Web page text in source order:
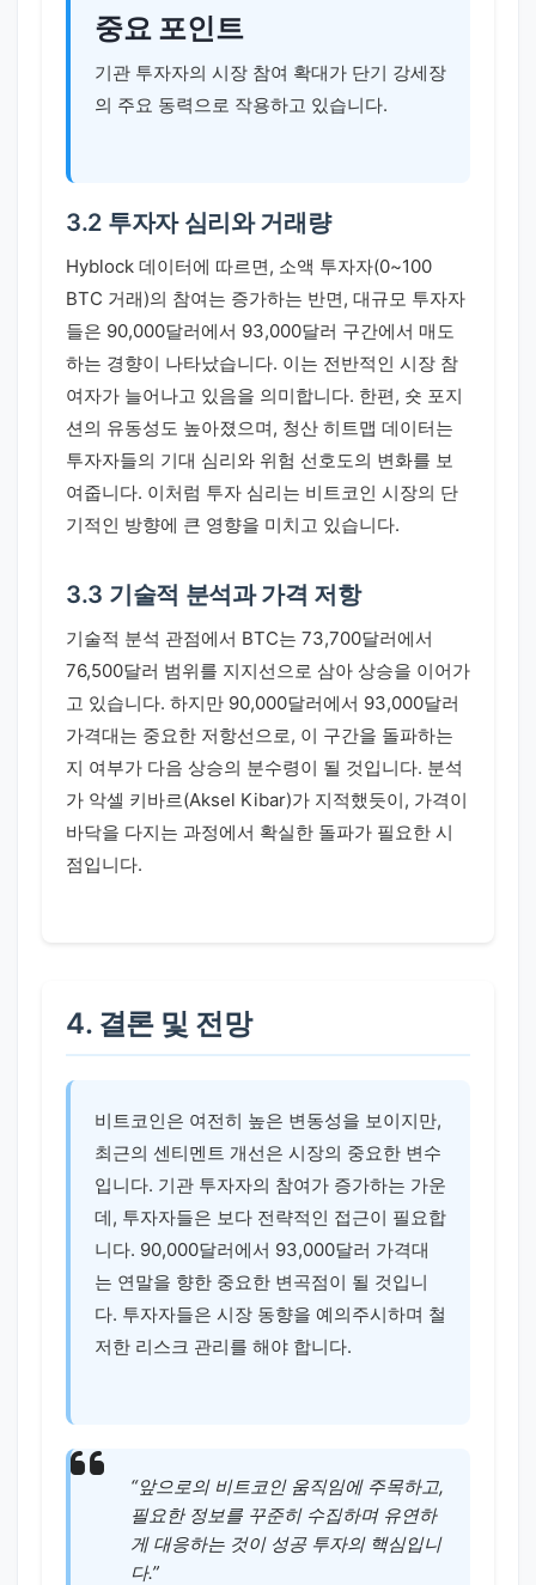
중요 포인트
기관 투자자의 시장 참여 확대가 단기 강세장
의 주요 동력으로 작용하고 있습니다.
3.2 투자자 심리와 거래량
Hyblock 데이터에 따르면, 소액 투자자(0~100
BTC 거래)의 참여는 증가하는 반면, 대규모 투자자
들은 90,000달러에서 93,000달러 구간에서 매도
하는 경향이 나타났습니다. 이는 전반적인 시장 참
여자가 늘어나고 있음을 의미합니다. 한편, 숏 포지
션의 유동성도 높아졌으며, 청산 히트맵 데이터는
투자자들의 기대 심리와 위험 선호도의 변화를 보
여줍니다. 이처럼 투자 심리는 비트코인 시장의 단
기적인 방향에 큰 영향을 미치고 있습니다.
3.3 기술적 분석과 가격 저항
기술적 분석 관점에서 BTC는 73,700달러에서
76,500달러 범위를 지지선으로 삼아 상승을 이어가
고 있습니다. 하지만 90,000달러에서 93,000달러
가격대는 중요한 저항선으로, 이 구간을 돌파하는
지 여부가 다음 상승의 분수령이 될 것입니다. 분석
가 악셀 키바르(Aksel Kibar)가 지적했듯이, 가격이
바닥을 다지는 과정에서 확실한 돌파가 필요한 시
점입니다.
4. 결론 및 전망
비트코인은 여전히 높은 변동성을 보이지만,
최근의 센티멘트 개선은 시장의 중요한 변수
입니다. 기관 투자자의 참여가 증가하는 가운
데, 투자자들은 보다 전략적인 접근이 필요합
니다. 90,000달러에서 93,000달러 가격대
는 연말을 향한 중요한 변곡점이 될 것입니
다. 투자자들은 시장 동향을 예의주시하며 철
저한 리스크 관리를 해야 합니다.
“앞으로의 비트코인 움직임에 주목하고,
필요한 정보를 꾸준히 수집하며 유연하
게 대응하는 것이 성공 투자의 핵심입니
다.”